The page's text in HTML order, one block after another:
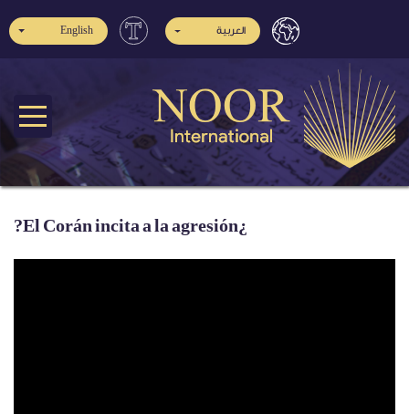
العربية English
¿El Corán incita a la agresión?